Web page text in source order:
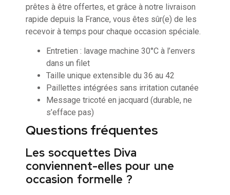
prêtes à être offertes, et grâce à notre livraison
rapide depuis la France, vous êtes sûr(e) de les
recevoir à temps pour chaque occasion spéciale.
Entretien : lavage machine 30°C à l’envers
dans un filet
Taille unique extensible du 36 au 42
Paillettes intégrées sans irritation cutanée
Message tricoté en jacquard (durable, ne
s’efface pas)
Questions fréquentes
Les socquettes Diva
conviennent-elles pour une
occasion formelle ?